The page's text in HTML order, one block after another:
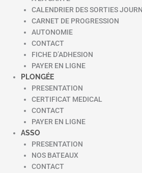
CALENDRIER DES SORTIES
CARNET DE PROGRESSION
AUTONOMIE
CONTACT
FICHE D’ADHESION
PAYER EN LIGNE
PLONGÉE
PRESENTATION
CERTIFICAT MEDICAL
CONTACT
PAYER EN LIGNE
ASSO
PRESENTATION
NOS BATEAUX
CONTACT